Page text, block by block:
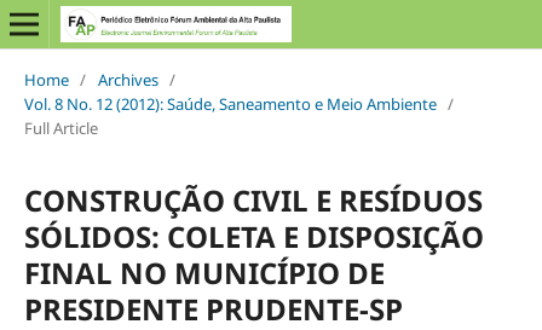
Home / Archives /
Vol. 8 No. 12 (2012): Saúde, Saneamento e Meio Ambiente /
Full Article
CONSTRUÇÃO CIVIL E RESÍDUOS
SÓLIDOS: COLETA E DISPOSIÇÃO
FINAL NO MUNICÍPIO DE
PRESIDENTE PRUDENTE-SP